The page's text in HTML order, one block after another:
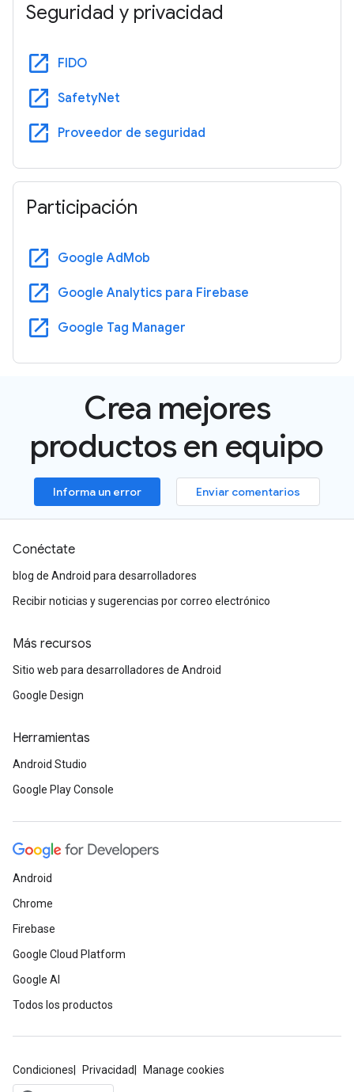
Seguridad y privacidad
open_in_new FIDO
open_in_new SafetyNet
open_in_new Proveedor de seguridad
Participación
open_in_new Google AdMob
open_in_new Google Analytics para Firebase
open_in_new Google Tag Manager
Crea mejores
productos en equipo
Informa un error Enviar comentarios
Conéctate
blog de Android para desarrolladores
Recibir noticias y sugerencias por correo electrónico
Más recursos
Sitio web para desarrolladores de Android
Google Design
Herramientas
Android Studio
Google Play Console
Android
Chrome
Firebase
Google Cloud Platform
Google AI
Todos los productos
Condiciones Privacidad Manage cookies